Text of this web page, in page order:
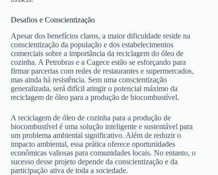
Desafios e Conscientização
Apesar dos benefícios claros, a maior dificuldade reside na
conscientização da população e dos estabelecimentos
comerciais sobre a importância da reciclagem do óleo de
cozinha. A Petrobras e a Cagece estão se esforçando para
firmar parcerias com redes de restaurantes e supermercados,
mas ainda há resistência. Sem uma conscientização
generalizada, será difícil atingir o potencial máximo da
reciclagem de óleo para a produção de biocombustível.
A reciclagem de óleo de cozinha para a produção de
biocombustível é uma solução inteligente e sustentável para
um problema ambiental significativo. Além de reduzir o
impacto ambiental, essa prática oferece oportunidades
econômicas valiosas para comunidades locais. No entanto, o
sucesso desse projeto depende da conscientização e da
participação ativa de toda a sociedade.